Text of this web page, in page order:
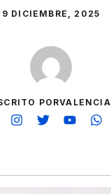
9 DICIEMBRE, 2025
PORVALENCIA